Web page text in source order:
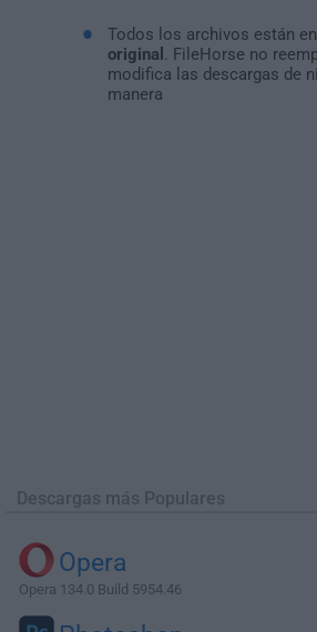
Todos los archivos están en
original
. FileHorse no
modifica las descargas de
manera
Descargas más Populares
Opera
Opera 134.0 Build 5954.46